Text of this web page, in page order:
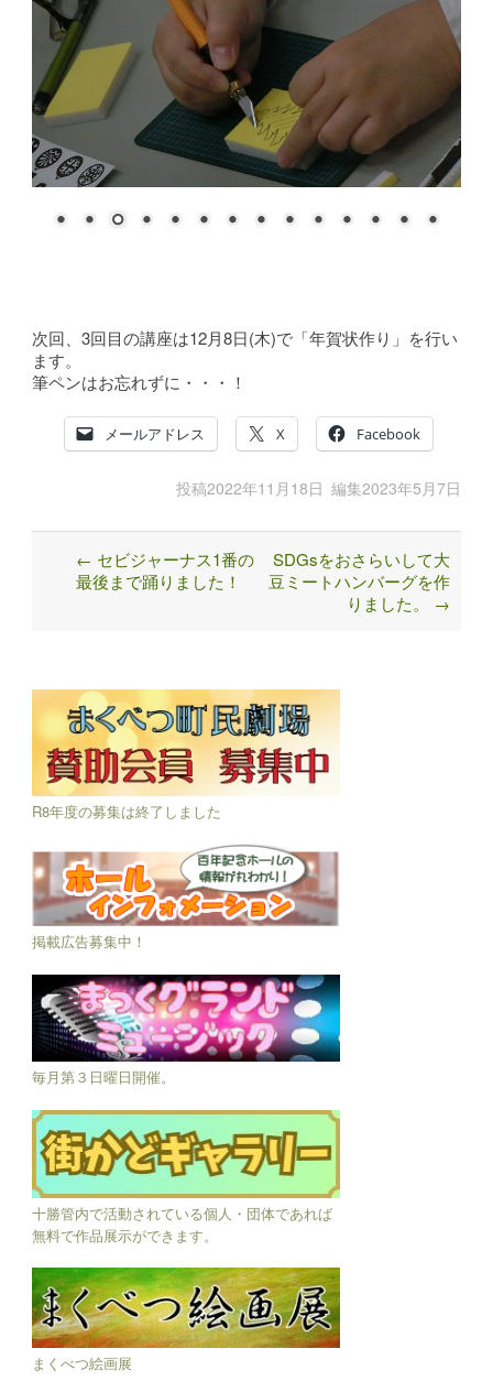
次回、3回目の講座は12月8日(木)で「年賀状作り」を行い
ます。
筆ペンはお忘れずに・・・！
メールアドレス X Facebook
投稿2022年11月18日 編集2023年5月7日
Post
navigation
← セビジャーナス1番の
最後まで踊りました！
SDGsをおさらいして大
豆ミートハンバーグを作
りました。
→
R8年度の募集は終了しました
掲載広告募集中！
毎月第３日曜日開催。
十勝管内で活動されている個人・団体であれば
無料で作品展示ができます。
まくべつ絵画展